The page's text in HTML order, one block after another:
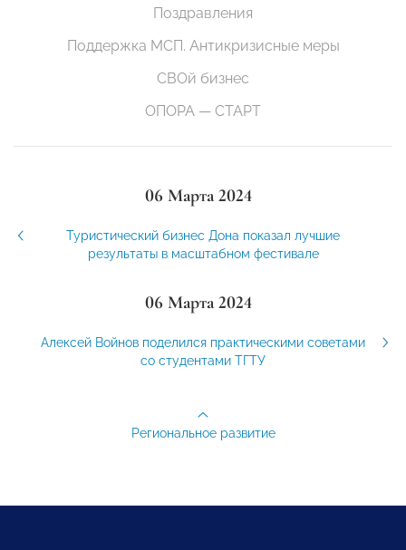
Поздравления
Поддержка МСП. Антикризисные меры
СВОй бизнес
ОПОРА — СТАРТ
06 Марта 2024
Туристический бизнес Дона показал лучшие
результаты в масштабном фестивале
06 Марта 2024
Алексей Войнов поделился практическими советами
со студентами ТГТУ
Региональное развитие